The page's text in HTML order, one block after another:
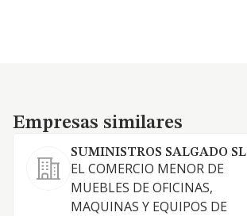
Empresas similares
Empresas similares
SUMINISTROS SALGADO SL
EL COMERCIO MENOR DE
MUEBLES DE OFICINAS,
MAQUINAS Y EQUIPOS DE